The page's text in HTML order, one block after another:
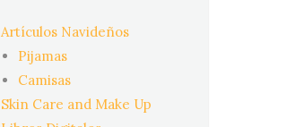
Artículos Navideños
Pijamas
Camisas
Skin Care and Make Up